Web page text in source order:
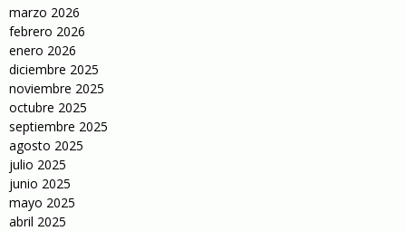
marzo 2026
febrero 2026
enero 2026
diciembre 2025
noviembre 2025
octubre 2025
septiembre 2025
agosto 2025
julio 2025
junio 2025
mayo 2025
abril 2025